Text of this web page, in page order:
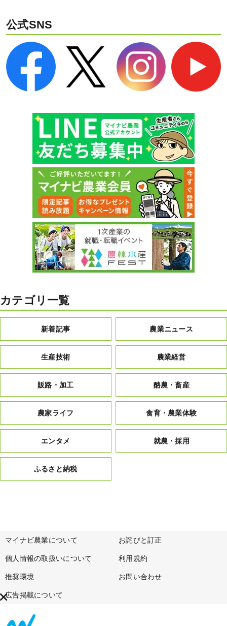
公式SNS
カテゴリ一覧
新着記事 農業ニュース
生産技術 農業経営
販路・加工 酪農・畜産
農家ライフ 食育・農業体験
エンタメ 就農・採用
ふるさと納税
マイナビ農業について お詫びと訂正
個人情報の取扱いについて 利用規約
推奨環境 お問い合わせ
広告掲載について